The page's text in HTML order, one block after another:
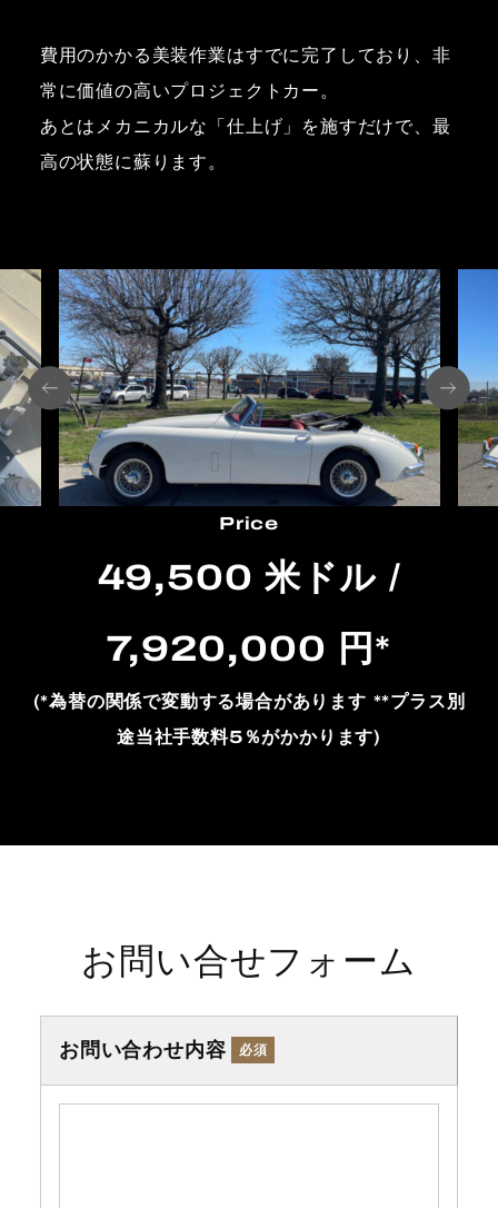
費用のかかる美装作業はすでに完了しており、非
常に価値の高いプロジェクトカー。
あとはメカニカルな「仕上げ」を施すだけで、最
高の状態に蘇ります。
Price
49,500 米ドル /
7,920,000 円*
(*為替の関係で変動する場合があります **プラス別
途当社手数料5％がかかります)
お問い合せフォーム
お問い合わせ内容 必須